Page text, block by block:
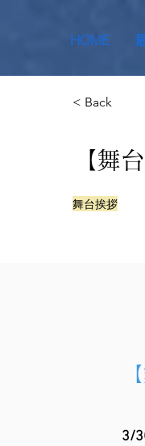
HOME
< Back
【舞
舞台挨拶
3/